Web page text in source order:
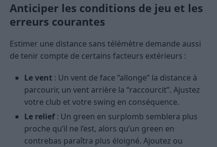
Anticiper les conditions de jeu et les
erreurs courantes
Estimer une distance sans télémètre demande aussi
de tenir compte de certains facteurs extérieurs :
Le vent : Un vent de face “allonge” la distance à
parcourir, un vent arrière la “raccourcit”. Ajustez
votre club et votre swing en conséquence.
Le relief: Un green en surplomb semblera plus
proche qu’il ne l’est, alors qu’un green en
contrebas paraîtra plus éloigné. Ajoutez ou